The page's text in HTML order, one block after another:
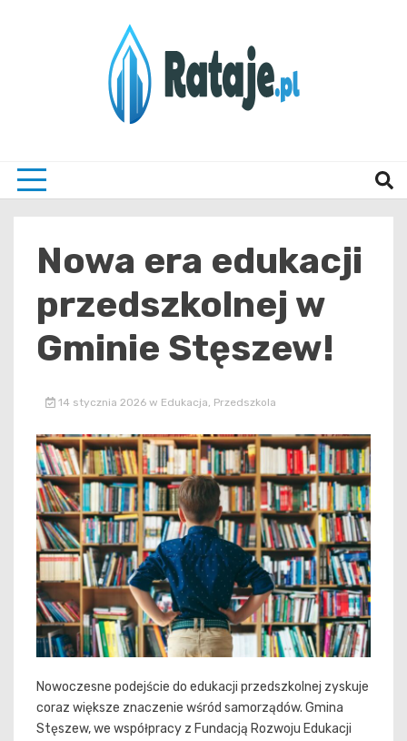
Nowa era edukacji
przedszkolnej w
Gminie Stęszew!
14 stycznia 2026 w Edukacja, Przedszkola
Nowoczesne podejście do edukacji przedszkolnej zyskuje
coraz większe znaczenie wśród samorządów. Gmina
Stęszew, we współpracy z Fundacją Rozwoju Edukacji